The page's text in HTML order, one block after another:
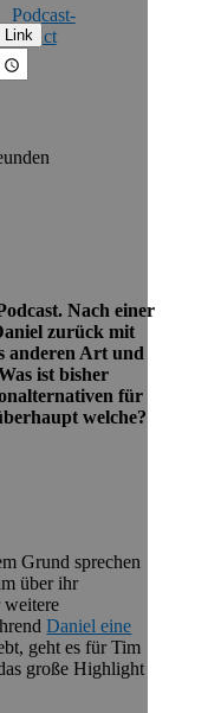
Podcast­
addict
Link
Nach einer
zurück mit
anderen Art und
ist bisher
für
welche?
Grund sprechen
über ihr
weitere
Daniel eine
geht es für Tim
große Highlight